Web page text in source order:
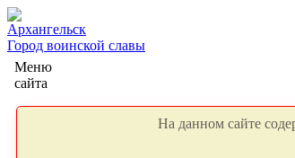
Архангельск
Город воинской славы
Меню
сайта
На данном сайте